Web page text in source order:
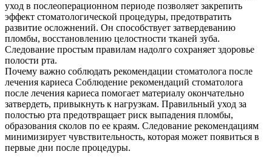
уход в послеоперационном периоде позволяет закрепить
эффект стоматологической процедуры, предотвратить
развитие осложнений. Он способствует затвердеванию
пломбы, восстановлению целостности тканей зуба.
Следование простым правилам надолго сохраняет здоровье
полости рта.
Почему важно соблюдать рекомендации стоматолога после
лечения кариеса Соблюдение рекомендаций стоматолога
после лечения кариеса помогает материалу окончательно
затвердеть, привыкнуть к нагрузкам. Правильный уход за
полостью рта предотвращает риск выпадения пломбы,
образования сколов по ее краям. Следование рекомендациям
минимизирует чувствительность, которая может появиться в
первые дни после процедуры.